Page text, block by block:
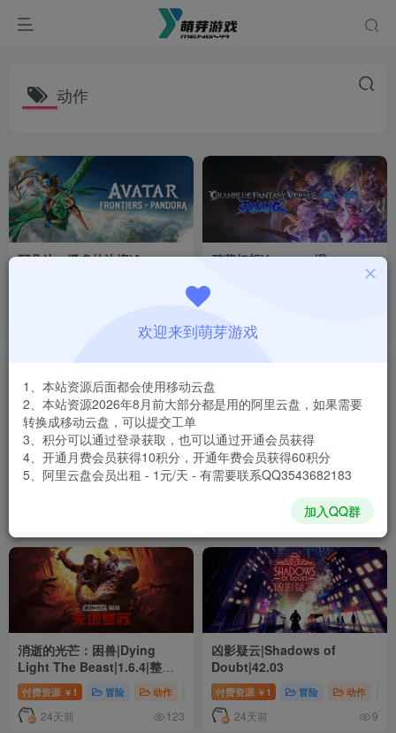
动作
阿凡达：潘多拉边境|Avatar
35
碧蓝幻想Versus：崛
24天前
三国群英传8|Heroes of The
Three Kingdoms 8|2.3.1|整
人类一败涂地|Human Fall
Flat|1096982
休闲 冒险
5
消逝的光芒：困兽|Dying
Light The Beast|1.6.4|整合
全DLC
付费资源 ￥ 1 冒险 动作 角色扮演
24天前 123
凶影疑云|Shadows of
Doubt|42.03
付费资源 ￥ 1 冒险 动作
24天前 9
欢迎来到萌芽游戏
1、本站资源后面都会使用移动云盘
2、本站资源2026年8月前大部分都是用的阿里云盘，如果需要
转换成移动云盘，可以提交工单
3、积分可以通过登录获取，也可以通过开通会员获得
4、开通月费会员获得10积分，开通年费会员获得60积分
5、阿里云盘会员出租 - 1元/天 - 有需要联系QQ3543682183
加入QQ群